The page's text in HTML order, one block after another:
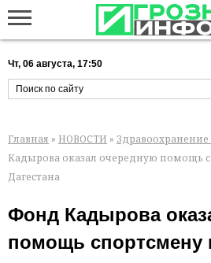
Чт, 06 августа, 17:50
Главная » НОВОСТИ » Здравоохранение
Кадырова оказал очередную помощь
Дагестана
Фонд Кадырова
помощь спортсмену